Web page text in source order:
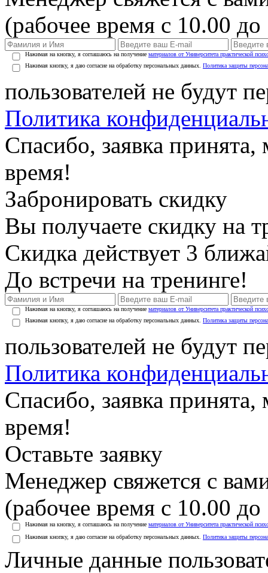
(рабочее время с 10.00
Нажимая на кнопку, я соглашаюсь на получение материалов от Университета практической
Нажимая кнопку, я даю согласие на обработку персональных данных. Политика защиты
пользователей не будут
Политика
Спасибо, заявка
время!
Забронировать скидку
Вы получаете скидку на
Скидка действует 3
До встречи на тренинге!
Нажимая на кнопку, я соглашаюсь на получение материалов от Университета практической
Нажимая кнопку, я даю согласие на обработку персональных данных. Политика защиты
пользователей не будут
Политика
Спасибо, заявка
время!
Оставьте заявку
Менеджер свяжется с
(рабочее время с 10.00
Нажимая на кнопку, я соглашаюсь на получение материалов от Университета практической
Нажимая кнопку, я даю согласие на обработку персональных данных. Политика защиты
Личные данные